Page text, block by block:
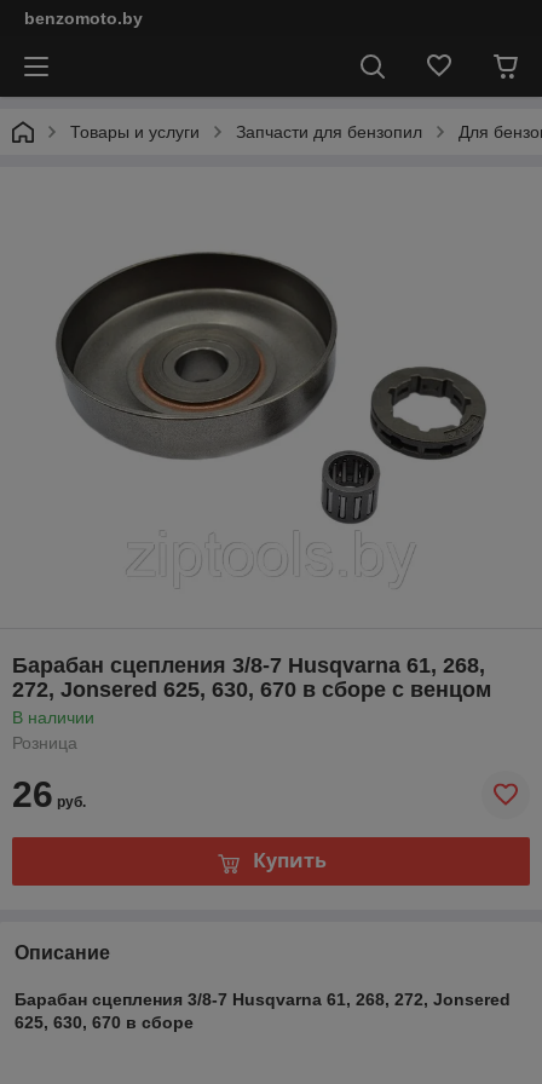
benzomoto.by
Товары и услуги Запчасти для бензопил Для
Барабан сцепления 3/8-7 Husqvarna 61, 268,
272, Jonsered 625, 630, 670 в сборе с венцом
В наличии
Розница
26 руб.
Купить
Описание
Барабан сцепления 3/8-7 Husqvarna 61, 268, 272, Jonsered
625, 630, 670 в сборе